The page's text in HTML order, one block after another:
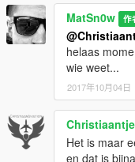
MatSn0w 作
helaas
wie weet...
2017年10月04日
Christiaantje
Het is maar
en dat is